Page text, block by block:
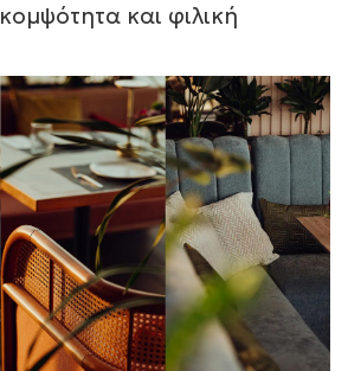
και φιλική